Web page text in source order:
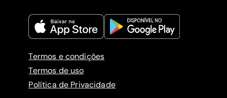
Termos e condições
Termos de uso
Política de Privacidade